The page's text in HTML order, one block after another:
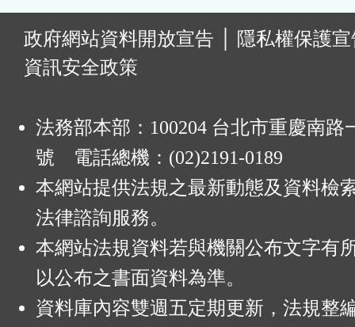
政府網站資料開放宣告
隱私權保護
資訊安全政策
法務部本部：100204 台北市重慶南路
號 電話總機：(02)2191-0189
本網站提供法規之最新動態及資料檢
法律諮詢服務。
本網站法規資料若與機關公布文字有
以公布之書面資料為準。
資料庫內容雙週五定期更新，法規整